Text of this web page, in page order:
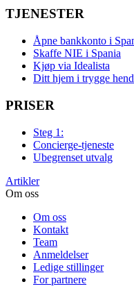
TJENESTER
Åpne bankkonto i
Skaffe NIE i Spania
Kjøp via Idealista
Ditt hjem i trygge
PRISER
Steg 1:
Concierge-tjeneste
Ubegrenset utvalg
Artikler
Om oss
Om oss
Kontakt
Team
Anmeldelser
Ledige stillinger
For partnere